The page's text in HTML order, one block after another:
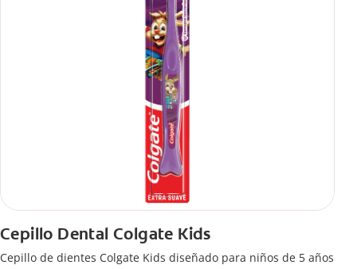
Cepillo Dental Colgate Kids
Cepillo de dientes Colgate Kids diseñado para niños de 5 años